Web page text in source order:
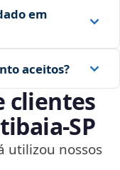
em
aceitos?
clientes
utilizou nossos